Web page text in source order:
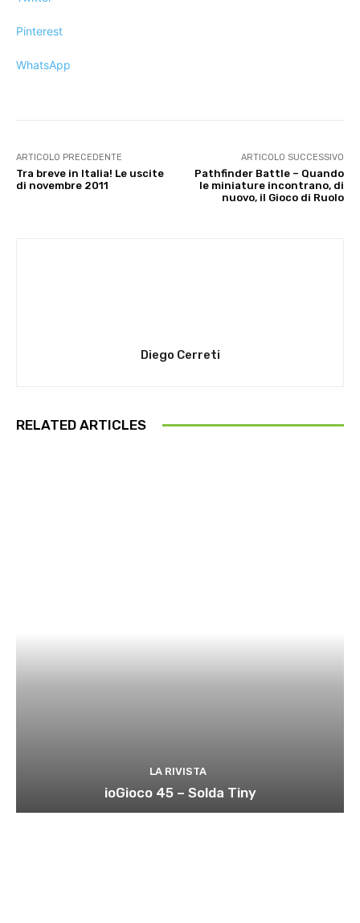
Pinterest
WhatsApp
ARTICOLO PRECEDENTE
Tra breve in Italia! Le uscite
di novembre 2011
ARTICOLO SUCCESSIVO
Pathfinder Battle – Quando
le miniature incontrano, di
nuovo, il Gioco di Ruolo
Diego Cerreti
RELATED ARTICLES
LA RIVISTA
ioGioco 45 – Solda Tiny